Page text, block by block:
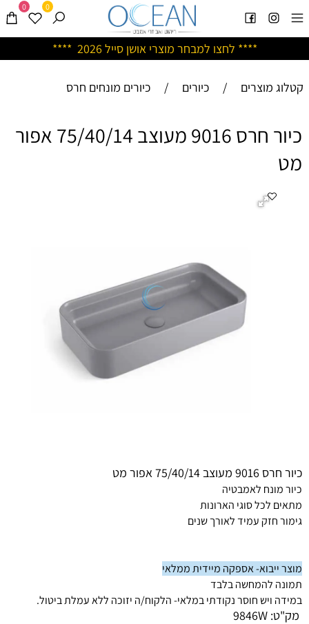
**** לחצו למבחר מוצרי אושן סייל 2026 ****
0 0
קטלוג מוצרים / כיורים / כיורים מונחים חרס
כיור חרס 9016 מעוצב 75/40/14 אפור
מט
כיור חרס 9016 מעוצב 75/40/14 אפור מט
כיור מונח לאמבטיה
מתאים לכל סוגי הארונות
גימור חזק עמיד לאורך שנים
מוצר ייבוא- אספקה מיידית ממלאי
תמונה להמחשה בלבד
במידה ויש חוסר נקודתי במלאי- הלקוח/ה יזוכה ללא עמלת ביטול.
מק"ט: 9846W